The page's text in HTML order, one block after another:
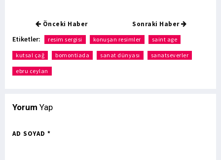
Önceki Haber Sonraki Haber
Etiketler: resim sergisi konuşan resimler saint age
kutsal çağ bomontiada sanat dünyası sanatseverler
ebru ceylan
Yorum Yap
AD SOYAD *